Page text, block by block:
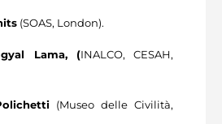
(SOAS, London).
Lama, (INALCO, CESAH,
(Museo delle Civilità,